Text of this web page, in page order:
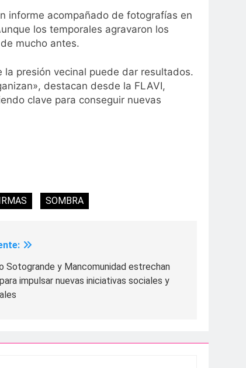
informe acompañado de fotografías en
los temporales agravaron los
mucho antes.
presión vecinal puede dar resultados.
destacan desde la FLAVI,
clave para conseguir nuevas
SOMBRA
Sotogrande y Mancomunidad estrechan
impulsar nuevas iniciativas sociales y